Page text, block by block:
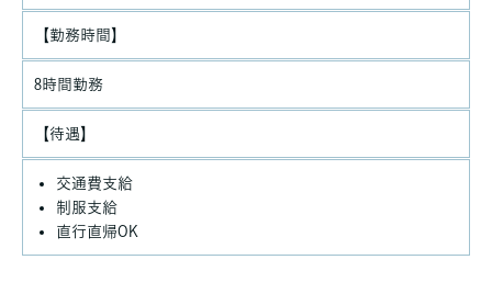
【勤務時間】
8時間勤務
【待遇】
交通費支給
制服支給
直行直帰OK